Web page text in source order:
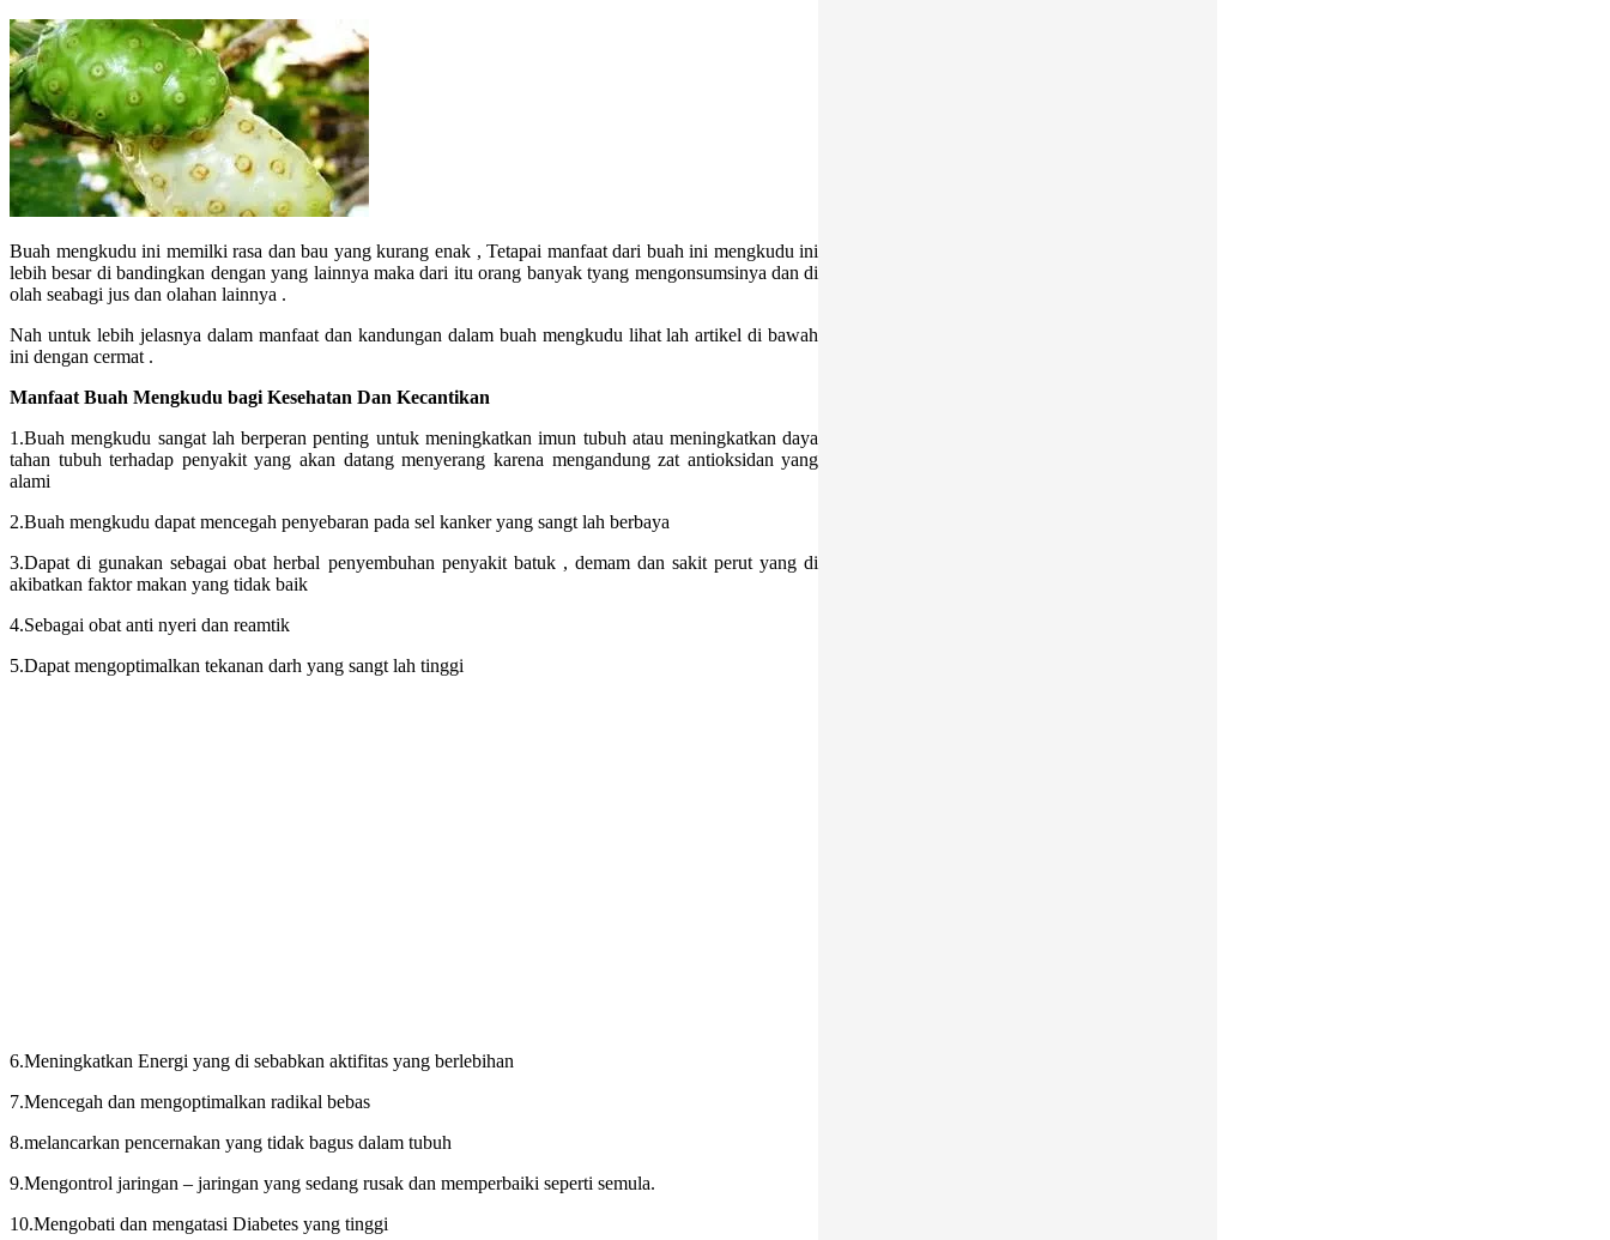
Buah mengkudu ini memilki rasa dan bau yang kurang enak , Tetapai manfaat dari buah ini mengkudu ini
lebih besar di bandingkan dengan yang lainnya maka dari itu orang banyak tyang mengonsumsinya dan di
olah seabagi jus dan olahan lainnya .
Nah untuk lebih jelasnya dalam manfaat dan kandungan dalam buah mengkudu lihat lah artikel di bawah
ini dengan cermat .
Manfaat Buah Mengkudu bagi Kesehatan Dan Kecantikan
1.Buah mengkudu sangat lah berperan penting untuk meningkatkan imun tubuh atau meningkatkan daya
tahan tubuh terhadap penyakit yang akan datang menyerang karena mengandung zat antioksidan yang
alami
2.Buah mengkudu dapat mencegah penyebaran pada sel kanker yang sangt lah berbaya
3.Dapat di gunakan sebagai obat herbal penyembuhan penyakit batuk , demam dan sakit perut yang di
akibatkan faktor makan yang tidak baik
4.Sebagai obat anti nyeri dan reamtik
5.Dapat mengoptimalkan tekanan darh yang sangt lah tinggi
6.Meningkatkan Energi yang di sebabkan aktifitas yang berlebihan
7.Mencegah dan mengoptimalkan radikal bebas
8.melancarkan pencernakan yang tidak bagus dalam tubuh
9.Mengontrol jaringan – jaringan yang sedang rusak dan memperbaiki seperti semula.
10.Mengobati dan mengatasi Diabetes yang tinggi